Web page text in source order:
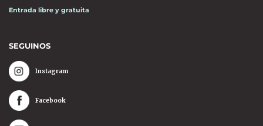
Entrada libre y gratuita
SEGUINOS
Instagram
Facebook